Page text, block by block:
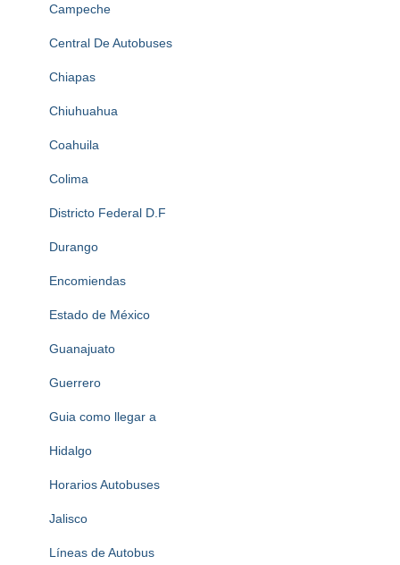
Campeche
Central De Autobuses
Chiapas
Chiuhuahua
Coahuila
Colima
Districto Federal D.F
Durango
Encomiendas
Estado de México
Guanajuato
Guerrero
Guia como llegar a
Hidalgo
Horarios Autobuses
Jalisco
Líneas de Autobus